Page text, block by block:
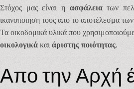
Στόχος μας είναι η ασφάλειατων
ικανοποιηση τους απο το αποτέλεσμα
Τα οικοδομικά υλικά που χρησιμοποιούμε
οικολογικά και άριστης ποιότητας.
Απο την Αρχή